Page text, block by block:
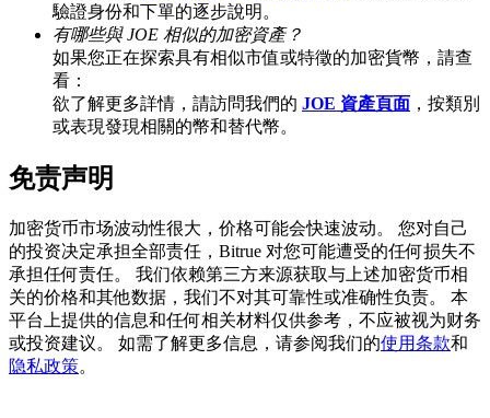
BTC 專享獎勵
充值並交易BTC瓜分 25,000 USDT 獎池！
瓜分 500000 CASHCAT 獎池
BitMart 用戶遷移專享
註冊&交易贏 500,000 USDT
驗證身份和下單的逐步說明。
有哪些與 JOE 相似的加密資產？
如果您正在探索具有相似市值或特徵的加密貨幣，請查
看：
欲了解更多詳情，請訪問我們的 JOE 資產頁面 ，按類別
或表現發現相關的幣和替代幣。
免责声明
加密货币市场波动性很大，价格可能会快速波动。 您对自己
的投资决定承担全部责任，Bitrue 对您可能遭受的任何损失不
承担任何责任。 我们依赖第三方来源获取与上述加密货币相
关的价格和其他数据，我们不对其可靠性或准确性负责。 本
平台上提供的信息和任何相关材料仅供参考，不应被视为财务
或投资建议。 如需了解更多信息，请参阅我们的使用条款和
隐私政策。